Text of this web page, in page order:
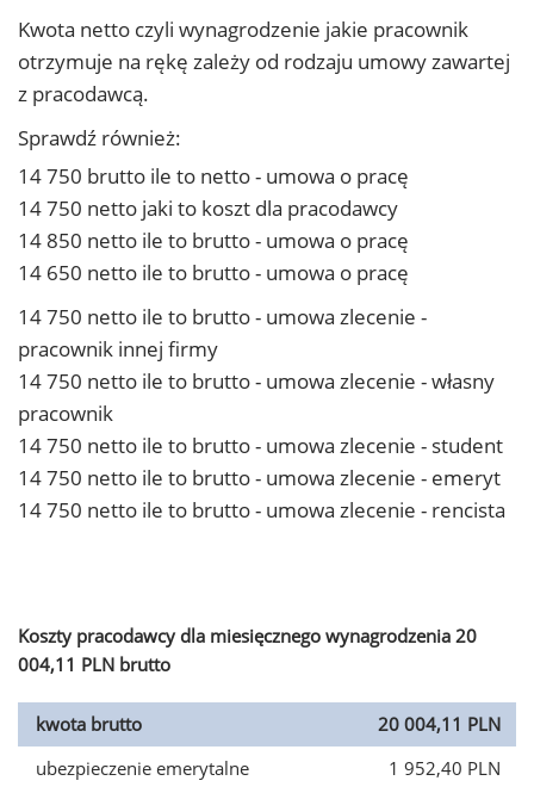
Kwota netto czyli wynagrodzenie jakie pracownik
otrzymuje na rękę zależy od rodzaju umowy zawartej
z pracodawcą.
Sprawdź również:
14 750 brutto ile to netto - umowa o pracę
14 750 netto jaki to koszt dla pracodawcy
14 850 netto ile to brutto - umowa o pracę
14 650 netto ile to brutto - umowa o pracę
14 750 netto ile to brutto - umowa zlecenie -
pracownik innej firmy
14 750 netto ile to brutto - umowa zlecenie - własny
pracownik
14 750 netto ile to brutto - umowa zlecenie - student
14 750 netto ile to brutto - umowa zlecenie - emeryt
14 750 netto ile to brutto - umowa zlecenie - rencista
Koszty pracodawcy dla miesięcznego wynagrodzenia 20
004,11 PLN brutto
kwota brutto
20 004,11 PLN
ubezpieczenie emerytalne
1 952,40 PLN